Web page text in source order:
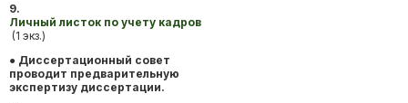
9.
Личный листок по учету кадров
(1 экз.)
● Диссертационный совет
проводит предварительную
экспертизу диссертации.